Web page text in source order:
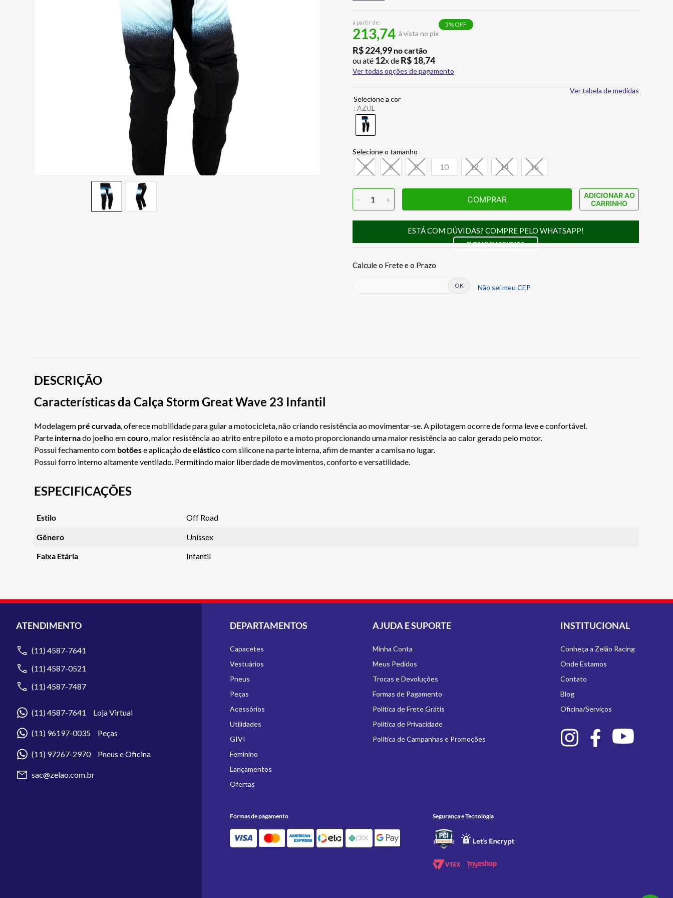
a partir de:
213,74 à vista no pix
5% OFF
R$224,99 no cartão
ou até 12x de R$18,74
Ver todas opções de pagamento
: AZUL
4 6 8 10 12 14 16
Ver tabela de medidas
- 1 + COMPRAR
ADICIONAR AO
CARRINHO
ESTÁ COM DÚVIDAS? COMPRE PELO WHATSAPP!
ENTRAR EM CONTATO
Não sei meu CEP
DESCRIÇÃO
Características da Calça Storm Great Wave 23 Infantil
Modelagem pré curvada, oferece mobilidade para guiar a motocicleta, não criando resistência ao movimentar-se. A pilotagem ocorre de forma leve e confortável.
Parte internado joelho emcouro, maior resistência ao atrito entre piloto e a moto proporcionando uma maior resistência ao calor gerado pelo motor.
Possui fechamento com botõese aplicação deelásticocom silicone na parte interna, afim de manter a camisa no lugar.
Possui forro interno altamente ventilado. Permitindo maior liberdade de movimentos, conforto e versatilidade.
ESPECIFICAÇÕES
Estilo Off Road
Gênero Unissex
Faixa Etária Infantil
ATENDIMENTO
(11) 4587-7641
(11) 4587-0521
(11) 4587-7487
(11) 4587-7641 Loja Virtual
(11) 96197-0035 Peças
(11) 97267-2970 Pneus e Oficina
sac@zelao.com.br
DEPARTAMENTOS
Capacetes
Vestuários
Pneus
Peças
Acessórios
Utilidades
GIVI
Feminino
Lançamentos
Ofertas
AJUDA E SUPORTE
Minha Conta
Meus Pedidos
Trocas e Devoluções
Formas de Pagamento
Política de Frete Grátis
Política de Privacidade
Política de Campanhas e Promoções
INSTITUCIONAL
Conheça a Zelão Racing
Onde Estamos
Contato
Blog
Oficina/Serviços
Formas de pagamento Segurança e Tecnologia
BOTAS